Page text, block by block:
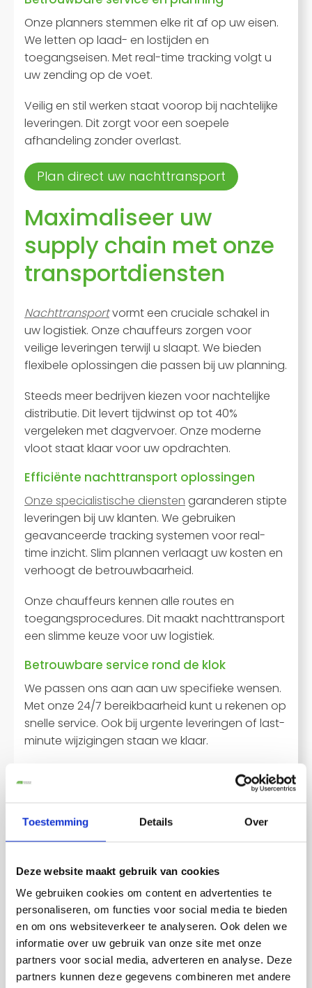
Toestemming Details Over
Deze website maakt gebruik van cookies
We gebruiken cookies om content en advertenties te
personaliseren, om functies voor social media te bieden
en om ons websiteverkeer te analyseren. Ook delen we
informatie over uw gebruik van onze site met onze
partners voor social media, adverteren en analyse. Deze
partners kunnen deze gegevens combineren met andere
Onze planners stemmen elke rit af op uw eisen.
We letten op laad- en lostijden en
toegangseisen. Met real-time tracking volgt u
uw zending op de voet.
Veilig en stil werken staat voorop bij nachtelijke
leveringen. Dit zorgt voor een soepele
afhandeling zonder overlast.
Plan direct uw nachttransport
Maximaliseer uw
supply chain met onze
transportdiensten
Nachttransportvormt een cruciale schakel in
uw logistiek. Onze chauffeurs zorgen voor
veilige leveringen terwijl u slaapt. We bieden
flexibele oplossingen die passen bij uw planning.
Steeds meer bedrijven kiezen voor nachtelijke
distributie. Dit levert tijdwinst op tot 40%
vergeleken met dagvervoer. Onze moderne
vloot staat klaar voor uw opdrachten.
Efficiënte nachttransport oplossingen
Onze specialistische diensten garanderen stipte
leveringen bij uw klanten. We gebruiken
geavanceerde tracking systemen voor real-
time inzicht. Slim plannen verlaagt uw kosten en
verhoogt de betrouwbaarheid.
Onze chauffeurs kennen alle routes en
toegangsprocedures. Dit maakt nachttransport
een slimme keuze voor uw logistiek.
Betrouwbare service rond de klok
We passen ons aan aan uw specifieke wensen.
Met onze 24/7 bereikbaarheid kunt u rekenen op
snelle service. Ook bij urgente leveringen of last-
minute wijzigingen staan we klaar.
nachttransport
. Onze chauffeurs volgen
speciale training voor nachtritten. Ze
respecteren de rust in woonwijken.